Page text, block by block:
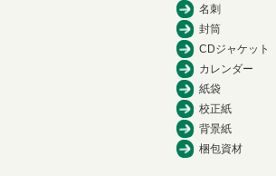
名刺
封筒
CDジャケット
カレンダー
紙袋
校正紙
背景紙
梱包資材